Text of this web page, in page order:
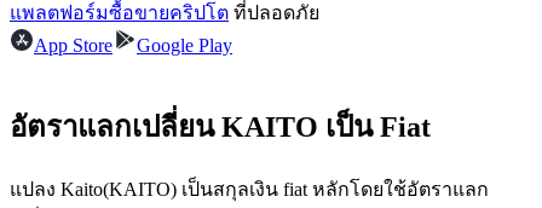
Launchpool
การเซ้งแบบยืดหยุ่นเพื่อรับโทเคนยอดนิยม
แพลตฟอร์มซื้อขายคริปโต ที่ปลอดภัย
App Store
Google Play
อัตราแลกเปลี่ยน KAITO เป็น Fiat
แปลง Kaito(KAITO) เป็นสกุลเงิน fiat หลักโดยใช้อัตราแลก